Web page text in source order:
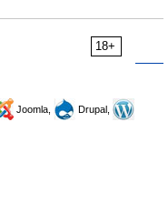
18+
Joomla,
Drupal,